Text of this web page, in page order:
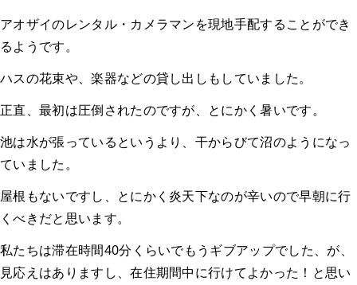
アオザイのレンタル・カメラマンを現地手配することができ
るようです。
ハスの花束や、楽器などの貸し出しもしていました。
正直、最初は圧倒されたのですが、とにかく暑いです。
池は水が張っているというより、干からびて沼のようになっ
ていました。
屋根もないですし、とにかく炎天下なのが辛いので早朝に行
くべきだと思います。
私たちは滞在時間40分くらいでもうギブアップでした、が、
見応えはありますし、在住期間中に行けてよかった！と思い